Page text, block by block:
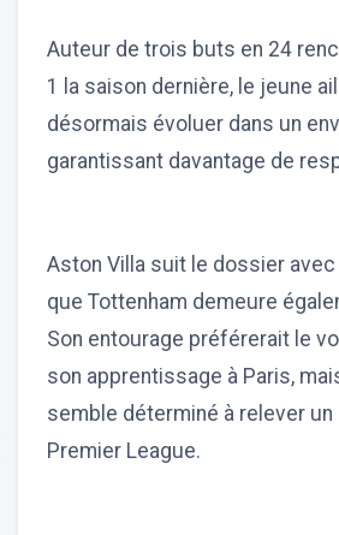
Auteur de trois buts en 24
1 la saison dernière, le jeune
désormais évoluer dans un
garantissant davantage de
Aston Villa suit le dossier
que Tottenham demeure
Son entourage préférerait le
son apprentissage à Paris,
semble déterminé à relever un
Premier League.